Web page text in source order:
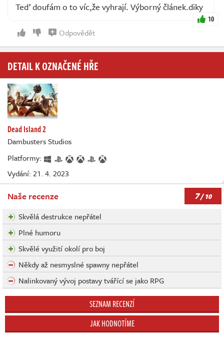
Teď doufám o to víc,že vyhrají. Výborný článek.diky
10
Odpovědět
DETAIL K OZNAČENÉ HŘE
Dead Island 2
Dambusters Studios
Platformy:
Vydání: 21. 4. 2023
Naše recenze 7/ 10
Skvělá destrukce nepřátel
Plné humoru
Skvělé využití okolí pro boj
Někdy až nesmyslné spawny nepřátel
Nalinkovaný vývoj postavy tvářící se jako RPG
SEZNAM RECENZÍ
JAK HODNOTÍME